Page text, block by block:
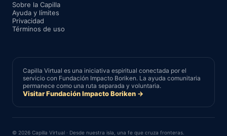
Sobre la Capilla
Ayuda y límites
Privacidad
Términos de uso
Capilla Virtual es una iniciativa espiritual conectada por el
servicio con Fundación Impacto Boriken. La ayuda comunitaria
permanece como una ruta separada y voluntaria.
Visitar Fundación Impacto Boriken →
© 2026 Capilla Virtual · Desde nuestra isla, una fe que cruza fronteras.